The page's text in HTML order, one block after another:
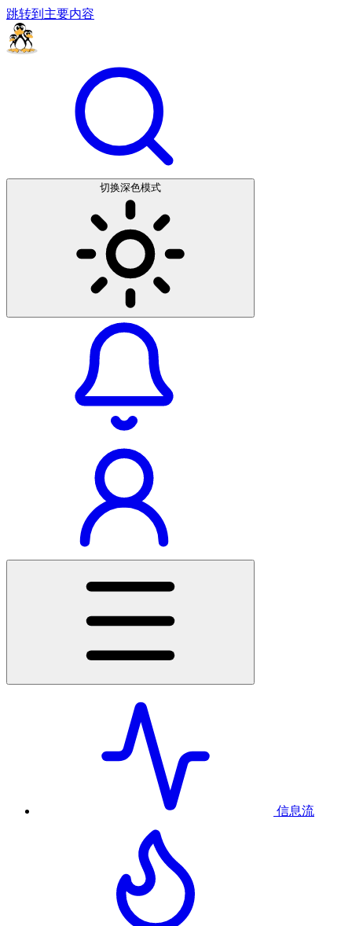
跳转到主要内容
切换深色模式
信息流